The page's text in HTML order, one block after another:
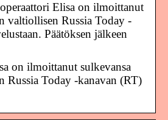
Elisa on ilmoittanut
valtiollisen Russia Today -
Päätöksen jälkeen
on ilmoittanut sulkevansa
Russia Today -kanavan (RT)